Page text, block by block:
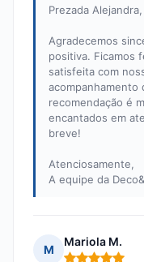
Prezada Alejandra,
Agradecemos
positiva. Ficamos
satisfeita com
acompanhamento
recomendação é
encantados em
breve!
Atenciosamente,
A equipe da
M
Mariola M.